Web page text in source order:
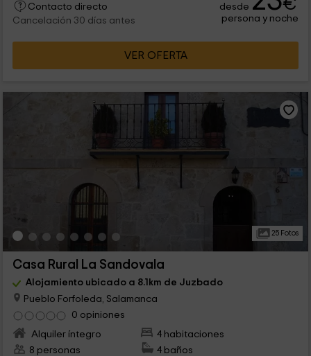
Contacto directo
Cancelación 30 días antes
desde €
persona y noche
VER OFERTA
25 Fotos
Casa Rural La Sandovala
Alojamiento ubicado a 8.1km de Juzbado
Pueblo Forfoleda, Salamanca
0 opiniones
Alquiler íntegro
4 habitaciones
8 personas
4 baños